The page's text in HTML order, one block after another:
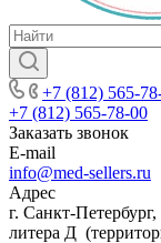
+7 (812) 565-
+7 (812) 565-78-00
Заказать звонок
E-mail
info@med-sellers.ru
Адрес
г. Санкт-
литера Д